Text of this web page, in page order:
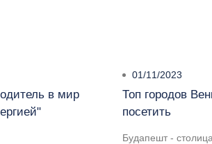
в мир
01/11/2023
Топ городов
посетить
Будапешт -